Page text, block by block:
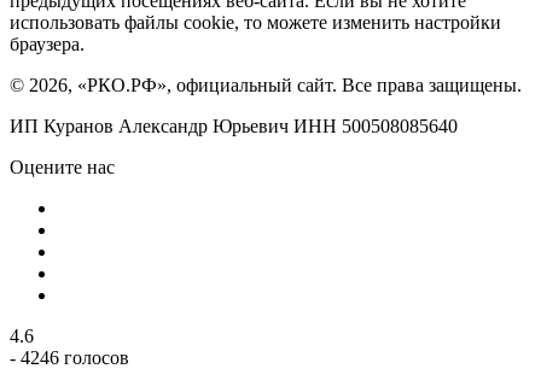
использовать файлы cookie, то можете изменить настройки
браузера.
© 2026, «РКО.РФ», официальный сайт. Все права защищены.
ИП Куранов Александр Юрьевич ИНН 500508085640
Оцените нас
4.6
- 4246 голосов